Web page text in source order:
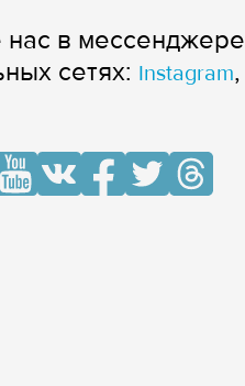
нас в мессенджере
сетях: Instagram,